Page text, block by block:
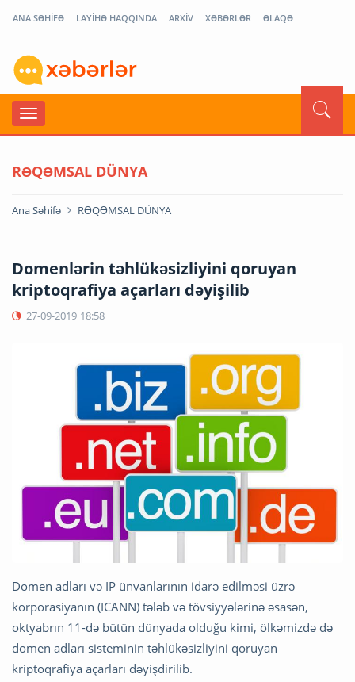
ANA SƏHİFƏ LAYİHƏ HAQQINDA ARXİV XƏBƏRLƏR ƏLAQƏ
RƏQƏMSAL DÜNYA
Ana Səhifə RƏQƏMSAL DÜNYA
Domenlərin təhlükəsizliyini qoruyan
kriptoqrafiya açarları dəyişilib
27-09-2019 18:58
Domen adları və IP ünvanlarının idarə edilməsi üzrə
korporasiyanın (ICANN) tələb və tövsiyyələrinə əsasən,
oktyabrın 11-də bütün dünyada olduğu kimi, ölkəmizdə də
domen adları sisteminin təhlükəsizliyini qoruyan
kriptoqrafiya açarları dəyişdirilib.